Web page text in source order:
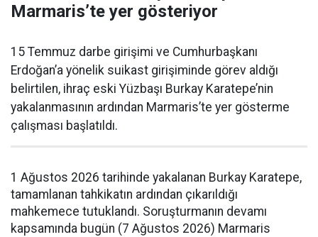
Marmaris’te yer gösteriyor
15 Temmuz darbe girişimi ve Cumhurbaşkanı
Erdoğan’a yönelik suikast girişiminde görev aldığı
belirtilen, ihraç eski Yüzbaşı Burkay Karatepe’nin
yakalanmasının ardından Marmaris’te yer gösterme
çalışması başlatıldı.
1 Ağustos 2026 tarihinde yakalanan Burkay Karatepe,
tamamlanan tahkikatın ardından çıkarıldığı
mahkemece tutuklandı. Soruşturmanın devamı
kapsamında bugün (7 Ağustos 2026) Marmaris